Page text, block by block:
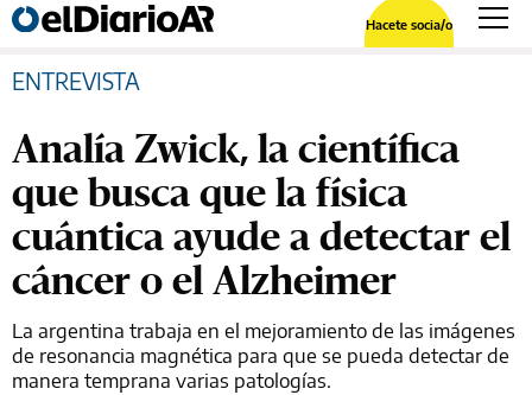
Hacete socia/o
ENTREVISTA
Analía Zwick, la científica
que busca que la física
cuántica ayude a detectar el
cáncer o el Alzheimer
La argentina trabaja en el mejoramiento de las imágenes
de resonancia magnética para que se pueda detectar de
manera temprana varias patologías.